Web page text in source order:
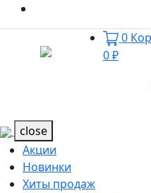
0
0 ₽
close
Акции
Новинки
Хиты продаж